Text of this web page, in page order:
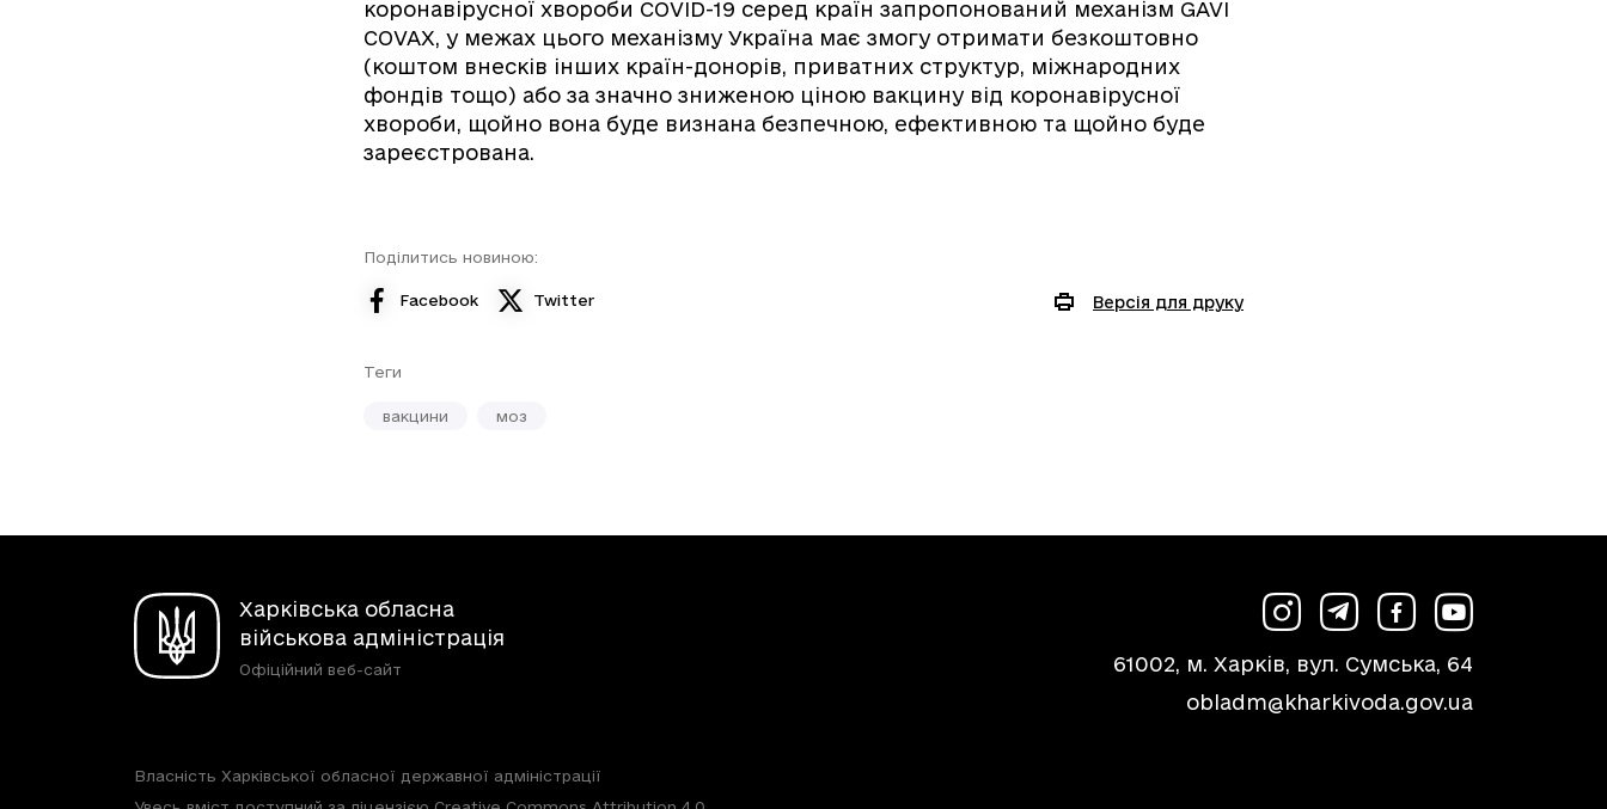
коронавірусної хвороби COVID-19 серед країн запропонований механізм GAVI
COVAX, у межах цього механізму Україна має змогу отримати безкоштовно
(коштом внесків інших країн-донорів, приватних структур, міжнародних
фондів тощо) або за значно зниженою ціною вакцину від коронавірусної
хвороби, щойно вона буде визнана безпечною, ефективною та щойно буде
зареєстрована.
Поділитись новиною:
Facebook Twitter Версія для друку
Теги
вакцини моз
Харківська обласна
військова адміністрація
Офіційний веб-сайт
61002, м. Харків, вул. Сумська, 64
obladm@kharkivoda.gov.ua
Власність Харківської обласної державної адміністрації